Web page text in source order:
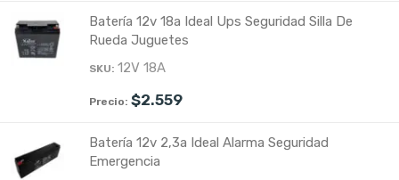
Batería 12v 18a Ideal Ups Seguridad Silla De
Rueda Juguetes
12V 18A
$2.559
Batería 12v 2,3a Ideal Alarma Seguridad
Emergencia